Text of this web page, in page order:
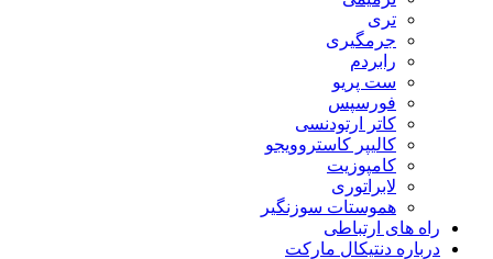
تری
جرمگیری
رابردم
ست پریو
فورسپس
کاتر ارتودنسی
کالیپر کاستروویجو
کامپوزیت
لابراتوری
هموستات سوزنگیر
راه های ارتباطی
درباره دنتیکال مارکت